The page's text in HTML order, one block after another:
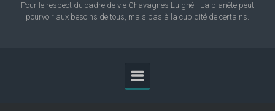
Pour le respect du cadre de vie Chavagnes Luigné - La planète peut
pourvoir aux besoins de tous, mais pas à la cupidité de certains.